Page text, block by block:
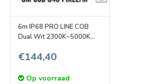
6m IP68 PRO LINE COB
Dual Wit 2300K~5000K
Pixels pm 24V - Losse
€144,40
Op voorraad